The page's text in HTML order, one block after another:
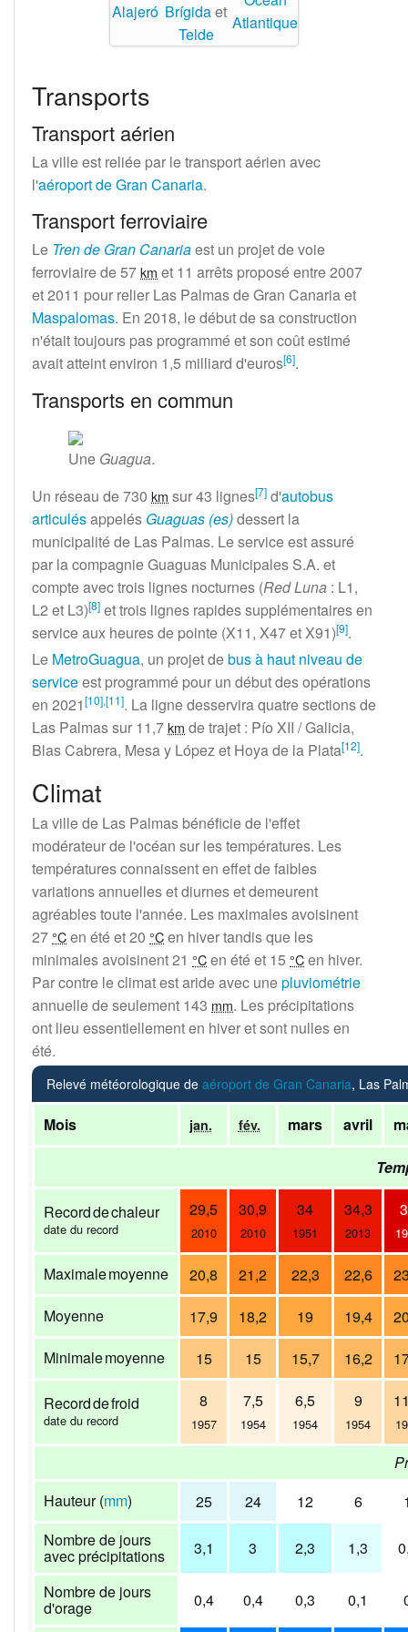
Alajeró Brígidaet
Telde
Atlantique
Transports
Transport aérien
La ville est reliée par le transport aérien avec
l'aéroport de Gran Canaria.
Transport ferroviaire
Le Tren de Gran Canariaest un projet de voie
ferroviaire de57km et 11 arrêts proposé entre 2007
et 2011 pour relier Las Palmas de Gran Canaria et
Maspalomas. En 2018, le début de sa construction
n'était toujours pas programmé et son coût estimé
avait atteint environ 1,5 milliard d'euros[6].
Transports en commun
Une Guagua.
Un réseau de730 km sur43 lignes[7] d'autobus
articulésappelés Guaguas (es)dessert la
municipalité de Las Palmas. Le service est assuré
par la compagnie Guaguas Municipales S.A. et
compte avec trois lignes nocturnes (Red Luna : L1,
L2 et L3)[8] et trois lignes rapides supplémentaires en
service aux heures de pointe (X11, X47 et X91)[9].
Le MetroGuagua, un projet debus à haut niveau de
serviceest programmé pour un début des opérations
en 2021[10],[11]. La ligne desservira quatre sections de
Las Palmas sur 11,7km de trajet : Pío XII / Galicia,
Blas Cabrera, Mesa y López et Hoya de la Plata[12].
Climat
La ville de Las Palmas bénéficie de l'effet
modérateur de l'océan sur les températures. Les
températures connaissent en effet de faibles
variations annuelles et diurnes et demeurent
agréables toute l'année. Les maximales avoisinent
27°Cen été et20 °Cen hiver tandis que les
minimales avoisinent21 °Cen été et 15 °Cen hiver.
Par contre le climat est aride avec unepluviométrie
annuelle de seulement 143 mm. Les précipitations
ont lieu essentiellement en hiver et sont nulles en
été.
Relevé météorologique de aéroport de Gran Canaria, Las
Mois jan. fév. mars avril
Record de chaleur
date du record
29,5
2010
30,9
2010
34
1951
34,3
2013
Maximale moyenne 20,8 21,2 22,3 22,6
Moyenne
17,9 18,2 19 19,4
Minimale moyenne
15 15 15,7 16,2
Record de froid
date du record
8
1957
7,5
1954
6,5
1954
9
1954
Hauteur (mm) 25 24 12 6
Nombre de jours
avec précipitations 3,1 3 2,3 1,3
Nombre de jours
d'orage 0,4 0,4 0,3 0,1